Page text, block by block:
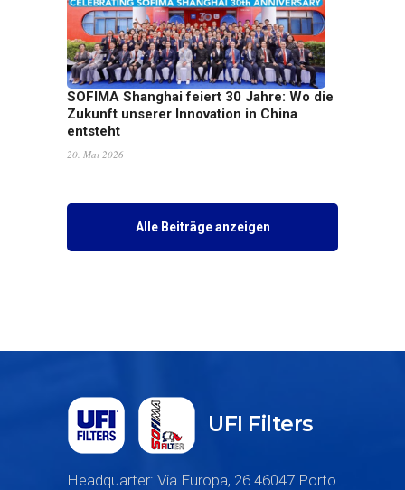
SOFIMA Shanghai feiert 30 Jahre: Wo die
Zukunft unserer Innovation in China
entsteht
20. Mai 2026
Alle Beiträge anzeigen
UFI Filters
Headquarter: Via Europa, 26 46047 Porto